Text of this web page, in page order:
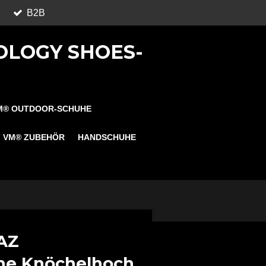
B2B
SHOES-
OUTDOOR-SCHUHE
VM® ZUBEHÖR HANDSCHUHE